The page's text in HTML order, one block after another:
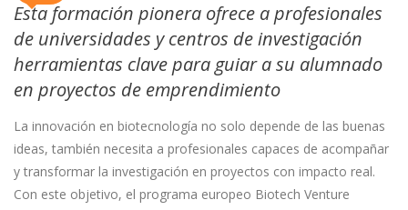
Esta formación pionera ofrece a profesionales
de universidades y centros de investigación
herramientas clave para guiar a su alumnado
en proyectos de emprendimiento
La innovación en biotecnología no solo depende de las buenas
ideas, también necesita a profesionales capaces de acompañar
y transformar la investigación en proyectos con impacto real.
Con este objetivo, el programa europeo Biotech Venture